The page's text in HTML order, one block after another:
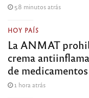
58 minutos atrás
HOY PAÍS
La ANMAT
crema
de medicamentos
1 hora atrás